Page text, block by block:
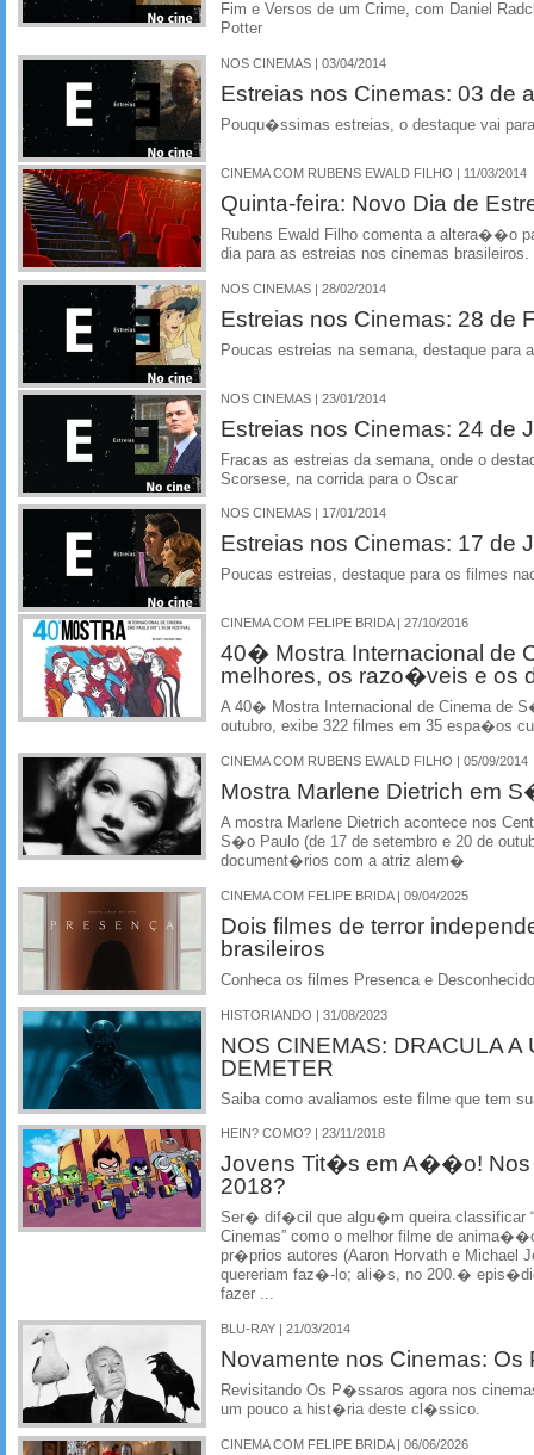
Fim e Versos de um Crime, com Daniel
Potter
NOS CINEMAS | 03/04/2014
Estreias nos Cinemas: 03 de
Pouqu�ssimas estreias, o destaque vai
CINEMA COM RUBENS EWALD FILHO | 11/03/2014
Quinta-feira: Novo Dia de
Rubens Ewald Filho comenta a altera��o
dia para as estreias nos cinemas brasileiros.
NOS CINEMAS | 28/02/2014
Estreias nos Cinemas: 28 de
Poucas estreias na semana, destaque
NOS CINEMAS | 23/01/2014
Estreias nos Cinemas: 24 de
Fracas as estreias da semana, onde o
Scorsese, na corrida para o Oscar
NOS CINEMAS | 17/01/2014
Estreias nos Cinemas: 17 de
Poucas estreias, destaque para os filmes
CINEMA COM FELIPE BRIDA | 27/10/2016
40� Mostra Internacional de
melhores, os razo�veis e os
A 40� Mostra Internacional de Cinema de
outubro, exibe 322 filmes em 35 espa�os
CINEMA COM RUBENS EWALD FILHO | 05/09/2014
Mostra Marlene Dietrich em
A mostra Marlene Dietrich acontece nos
S�o Paulo (de 17 de setembro e 20 de
document�rios com a atriz alem�
CINEMA COM FELIPE BRIDA | 09/04/2025
Dois filmes de terror
brasileiros
Conheca os filmes Presenca e
HISTORIANDO | 31/08/2023
NOS CINEMAS: DRACULA A
DEMETER
Saiba como avaliamos este filme que tem
HEIN? COMO? | 23/11/2018
Jovens Tit�s em A��o! Nos
2018?
Ser� dif�cil que algu�m queira
Cinemas” como o melhor filme de
pr�prios autores (Aaron Horvath e Michael
quereriam faz�-lo; ali�s, no 200.�
fazer ...
BLU-RAY | 21/03/2014
Novamente nos Cinemas:
Revisitando Os P�ssaros agora nos
um pouco a hist�ria deste cl�ssico.
CINEMA COM FELIPE BRIDA | 06/06/2026